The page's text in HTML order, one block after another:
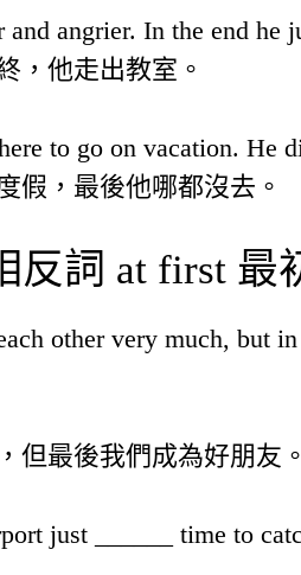
and angrier. In the end he
，他走出教室。
to go on vacation. He
假，最後他哪都沒去。
反詞 at first 最
other very much, but
但最後我們成為好朋友。
just ______ time to